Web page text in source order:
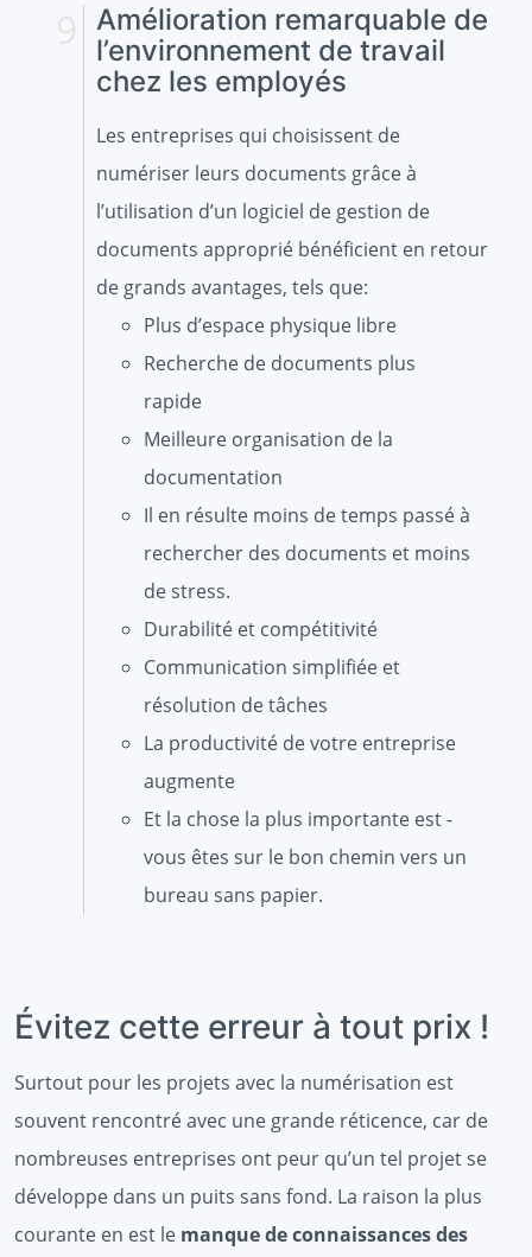
Amélioration remarquable de
l’environnement de travail
chez les employés
Les entreprises qui choisissent de
numériser leurs documents grâce à
l’utilisation d’un logiciel de gestion de
documents approprié bénéficient en retour
de grands avantages, tels que:
Plus d’espace physique libre
Recherche de documents plus
rapide
Meilleure organisation de la
documentation
Il en résulte moins de temps passé à
rechercher des documents et moins
de stress.
Durabilité et compétitivité
Communication simplifiée et
résolution de tâches
La productivité de votre entreprise
augmente
Et la chose la plus importante est -
vous êtes sur le bon chemin vers un
bureau sans papier.
Évitez cette erreur à tout prix !
Surtout pour les projets avec la numérisation est
souvent rencontré avec une grande réticence, car de
nombreuses entreprises ont peur qu’un tel projet se
développe dans un puits sans fond. La raison la plus
courante en est le manque de connaissances des